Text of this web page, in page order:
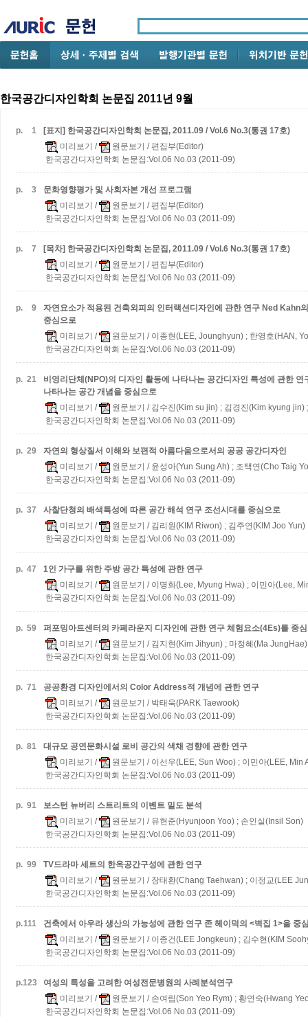
한국공간디자인학회 논문집 2011년 9월
p. 1
[표지] 한국공간디자인학회 논문집, 2011.09 / Vol.6 No.3(통권 17호)
미리보기 / 원문보기 / 편집부(Editor)
한국공간디자인학회 논문집:Vol.06 No.03 (2011-09)
p. 3
문화영향평가 및 사회자본 개선 프로그램
미리보기 / 원문보기 / 편집부(Editor)
한국공간디자인학회 논문집:Vol.06 No.03 (2011-09)
p. 7
[목차] 한국공간디자인학회 논문집, 2011.09 / Vol.6 No.3(통권 17호)
미리보기 / 원문보기 / 편집부(Editor)
한국공간디자인학회 논문집:Vol.06 No.03 (2011-09)
p. 9 자연요소가 적용된 건축외피의 인터랙션디자인에 관한 연구 Ned Kahn
중심으로
미리보기 / 원문보기 / 이종현(LEE, Jounghyun) ; 한영호(HAN,
한국공간디자인학회 논문집:Vol.06 No.03 (2011-09)
p. 21
비영리단체(NPO)의 디자인 활동에 나타나는 공간디자인 특성에 관한 연
나타나는 공간 개념을 중심으로
미리보기 / 원문보기 / 김수진(Kim su jin) ; 김경진(Kim kyung jin)
한국공간디자인학회 논문집:Vol.06 No.03 (2011-09)
p. 29
자연의 형상질서 이해와 보편적 아름다움으로서의 공공 공간디자인
미리보기 / 원문보기 / 윤성아(Yun Sung Ah) ; 조택연(Cho Taig
한국공간디자인학회 논문집:Vol.06 No.03 (2011-09)
p. 37 사찰단청의 배색특성에 따른 공간 해석 연구 조선시대를 중심으로
미리보기 / 원문보기 / 김리원(KIM Riwon) ; 김주연(KIM Joo
한국공간디자인학회 논문집:Vol.06 No.03 (2011-09)
p. 47
1인 가구를 위한 주방 공간 특성에 관한 연구
미리보기 / 원문보기 / 이명화(Lee, Myung Hwa) ; 이민아(Lee,
한국공간디자인학회 논문집:Vol.06 No.03 (2011-09)
p. 59 퍼포밍아트센터의 카페라운지 디자인에 관한 연구 체험요소(4Es)를 중
미리보기 / 원문보기 / 김지현(Kim Jihyun) ; 마정혜(Ma
한국공간디자인학회 논문집:Vol.06 No.03 (2011-09)
p. 71
공공환경 디자인에서의 Color Address적 개념에 관한 연구
미리보기 / 원문보기 / 박태욱(PARK Taewook)
한국공간디자인학회 논문집:Vol.06 No.03 (2011-09)
p. 81
대규모 공연문화시설 로비 공간의 색채 경향에 관한 연구
미리보기 / 원문보기 / 이선우(LEE, Sun Woo) ; 이민아(LEE, Min
한국공간디자인학회 논문집:Vol.06 No.03 (2011-09)
p. 91
보스턴 뉴버리 스트리트의 이벤트 밀도 분석
미리보기 / 원문보기 / 유현준(Hyunjoon Yoo) ; 손인실(Insil Son)
한국공간디자인학회 논문집:Vol.06 No.03 (2011-09)
p. 99
TV드라마 세트의 한옥공간구성에 관한 연구
미리보기 / 원문보기 / 장태환(Chang Taehwan) ; 이정교(LEE
한국공간디자인학회 논문집:Vol.06 No.03 (2011-09)
p.111 건축에서 아우라 생산의 가능성에 관한 연구 존 헤이덕의 <벽집 1>을 중
미리보기 / 원문보기 / 이종건(LEE Jongkeun) ; 김수현(KIM
한국공간디자인학회 논문집:Vol.06 No.03 (2011-09)
p.123
여성의 특성을 고려한 여성전문병원의 사례분석연구
미리보기 / 원문보기 / 손여림(Son Yeo Rym) ; 황연숙(Hwang
한국공간디자인학회 논문집:Vol.06 No.03 (2011-09)